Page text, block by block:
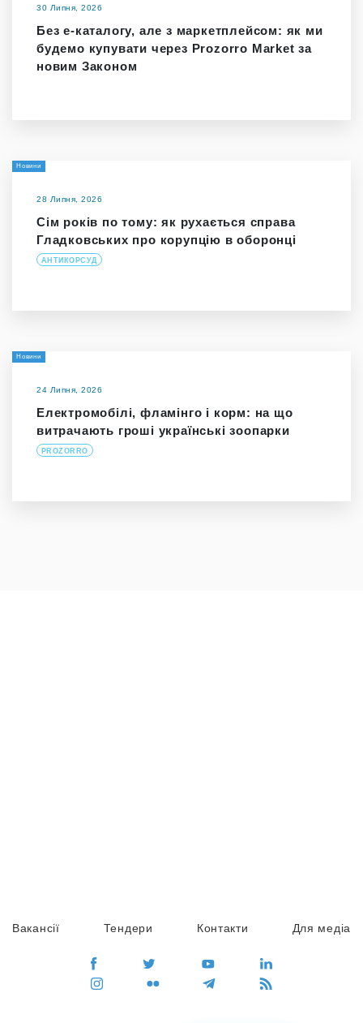
30 Липня, 2026
Без е-каталогу, але з маркетплейсом: як ми
будемо купувати через Prozorro Market за
новим Законом
Новини
28 Липня, 2026
Сім років по тому: як рухається справа
Гладковських про корупцію в оборонці
АНТИКОРСУД
Новини
24 Липня, 2026
Електромобілі, фламінго і корм: на що
витрачають гроші українські зоопарки
PROZORRO
Вакансії Тендери Контакти Для медіа